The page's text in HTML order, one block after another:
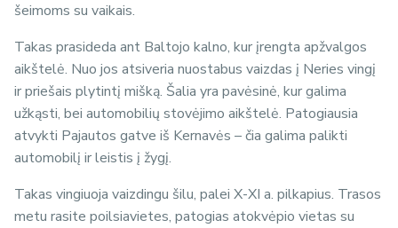
šeimoms su vaikais.
Takas prasideda ant Baltojo kalno, kur įrengta apžvalgos
aikštelė. Nuo jos atsiveria nuostabus vaizdas į Neries vingį
ir priešais plytintį mišką. Šalia yra pavėsinė, kur galima
užkąsti, bei automobilių stovėjimo aikštelė. Patogiausia
atvykti Pajautos gatve iš Kernavės – čia galima palikti
automobilį ir leistis į žygį.
Takas vingiuoja vaizdingu šilu, palei X-XI a. pilkapius. Trasos
metu rasite poilsiavietes, patogias atokvėpio vietas su